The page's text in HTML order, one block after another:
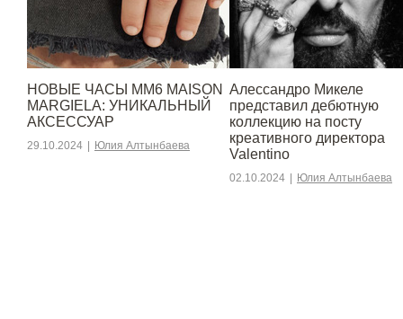
НОВЫЕ ЧАСЫ MM6 MAISON
MARGIELA: УНИКАЛЬНЫЙ
АКСЕССУАР
29.10.2024 Юлия Алтынбаева
Алессандро Микеле
представил дебютную
коллекцию на посту
креативного директора
Valentino
02.10.2024 Юлия Алтынбаева